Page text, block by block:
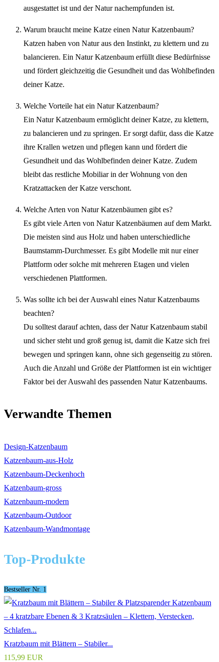
ausgestattet ist und der Natur nachempfunden ist.
Warum braucht meine Katze einen Natur Katzenbaum?
Katzen haben von Natur aus den Instinkt, zu klettern und zu
balancieren. Ein Natur Katzenbaum erfüllt diese Bedürfnisse
und fördert gleichzeitig die Gesundheit und das Wohlbefinden
deiner Katze.
Welche Vorteile hat ein Natur Katzenbaum?
Ein Natur Katzenbaum ermöglicht deiner Katze, zu klettern,
zu balancieren und zu springen. Er sorgt dafür, dass die Katze
ihre Krallen wetzen und pflegen kann und fördert die
Gesundheit und das Wohlbefinden deiner Katze. Zudem
bleibt das restliche Mobiliar in der Wohnung von den
Kratzattacken der Katze verschont.
Welche Arten von Natur Katzenbäumen gibt es?
Es gibt viele Arten von Natur Katzenbäumen auf dem Markt.
Die meisten sind aus Holz und haben unterschiedliche
Baumstamm-Durchmesser. Es gibt Modelle mit nur einer
Plattform oder solche mit mehreren Etagen und vielen
verschiedenen Plattformen.
Was sollte ich bei der Auswahl eines Natur Katzenbaums
beachten?
Du solltest darauf achten, dass der Natur Katzenbaum stabil
und sicher steht und groß genug ist, damit die Katze sich frei
bewegen und springen kann, ohne sich gegenseitig zu stören.
Auch die Anzahl und Größe der Plattformen ist ein wichtiger
Faktor bei der Auswahl des passenden Natur Katzenbaums.
Verwandte Themen
Design-Katzenbaum
Katzenbaum-aus-Holz
Katzenbaum-Deckenhoch
Katzenbaum-gross
Katzenbaum-modern
Katzenbaum-Outdoor
Katzenbaum-Wandmontage
Top-Produkte
Bestseller Nr. 1
Kratzbaum mit Blättern – Stabiler...
115,99 EUR